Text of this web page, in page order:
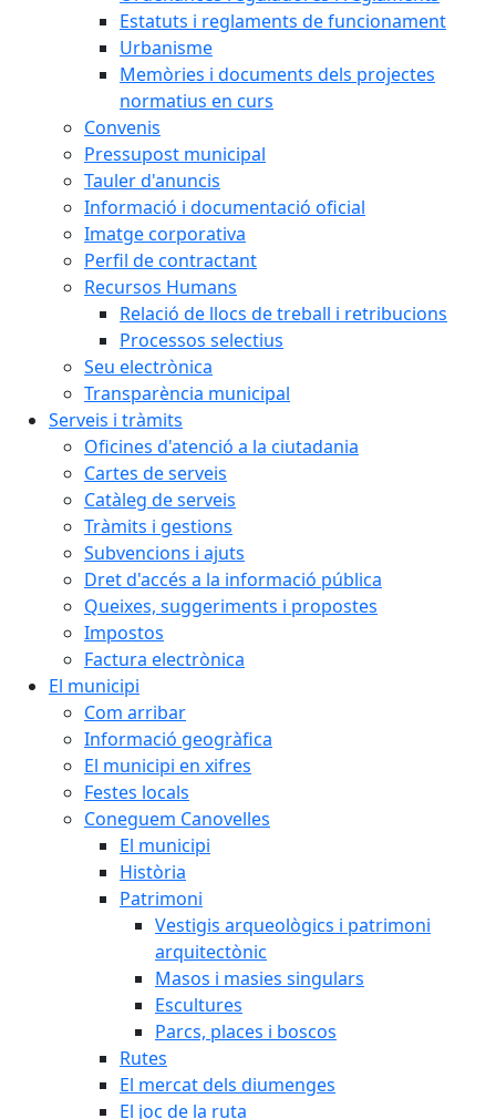
Estatuts i reglaments de funcionament
Urbanisme
Memòries i documents dels projectes
normatius en curs
Convenis
Pressupost municipal
Tauler d'anuncis
Informació i documentació oficial
Imatge corporativa
Perfil de contractant
Recursos Humans
Relació de llocs de treball i retribucions
Processos selectius
Seu electrònica
Transparència municipal
Serveis i tràmits
Oficines d'atenció a la ciutadania
Cartes de serveis
Catàleg de serveis
Tràmits i gestions
Subvencions i ajuts
Dret d'accés a la informació pública
Queixes, suggeriments i propostes
Impostos
Factura electrònica
El municipi
Com arribar
Informació geogràfica
El municipi en xifres
Festes locals
Coneguem Canovelles
El municipi
Història
Patrimoni
Vestigis arqueològics i patrimoni
arquitectònic
Masos i masies singulars
Escultures
Parcs, places i boscos
Rutes
El mercat dels diumenges
El joc de la ruta